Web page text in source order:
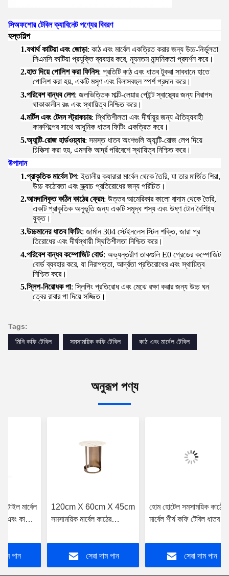
সিঅফশোর টেবিল ক্যাবিনেট পণ্যের বিবরণ
হস্তশিল্প
1.যথার্থ কাটিয়া এবং জোড়া: কাঠ এবং মার্বেল একত্রিত করার জন্য উচ্চ-নির্ভুলতা
সিএনসি কাটিয়া প্রযুক্তি ব্যবহার করে, ন্যূনতম নান্দনিকতা প্রদর্শন করে।
2.হাত দিয়ে পোলিশ করা ফিনিস: প্রতিটি কাঠ এবং ধাতব টুকরা সাবধানে হাতে
পোলিশ করা হয়, একটি মসৃণ এবং বিলাসবহুল স্পর্শ প্রদান করে।
3.পরিবেশ বান্ধব লেপ: জলভিত্তিক মাল্টি-লেয়ার পেইন্ট স্বাস্থ্যের জন্য নিরাপদ
থাকাকালীন রঙ এবং স্থায়িত্ব নিশ্চিত করে।
4.মর্টিস এবং টেনন স্ট্রাকচার: স্থিতিশীলতা এবং দীর্ঘায়ুর জন্য ঐতিহ্যবাহী
কারুশিল্পের সাথে আধুনিক ধাতব ফিটিং একত্রিত করে।
5.অ্যান্টি-রোজ হার্ডওয়্যার: সমস্ত ধাতব অংশগুলি অ্যান্টি-রোজ লেপ দিয়ে
চিকিত্সা করা হয়, এমনকি আর্দ্র পরিবেশে স্থায়িত্ব নিশ্চিত করে।
উপাদান
1.প্রাকৃতিক মার্বেল টপ: ইতালীয় ক্যারারা মার্বেল থেকে তৈরি, যা তার মার্জিত শিরা,
উচ্চ কঠোরতা এবং স্ক্র্যাচ প্রতিরোধের জন্য পরিচিত।
2.আমদানিকৃত কঠিন কাঠের ফ্রেম: উত্তর আমেরিকার কালো বাদাম থেকে তৈরি,
একটি প্রাকৃতিক অনুভূতি জন্য একটি সমৃদ্ধ শস্য এবং উষ্ণ টোন বৈশিষ্ট্য
যুক্ত।
3.উচ্চমানের ধাতব ফিটিং: জার্মান 304 স্টেইনলেস স্টিল শক্তি, জারা প্র
তিরোধের এবং দীর্ঘস্থায়ী স্থিতিশীলতা নিশ্চিত করে।
4.পরিবেশ বান্ধব কম্পোজিট বোর্ড: অভ্যন্তরীণ তাকগুলি E0 গ্রেডের কম্পোজিট
বোর্ড ব্যবহার করে, যা নিরাপত্তা, আর্দ্রতা প্রতিরোধের এবং স্থায়িত্ব
নিশ্চিত করে।
5.স্লিপ-নিরোধক পা: স্লিপিং প্রতিরোধ এবং মেঝে রক্ষা করার জন্য উচ্চ ঘন
ত্বের রাবার পা দিয়ে সজ্জিত।
Tags:
মিনি কফি টেবিল
সমসাময়িক কফি টেবিল কাঠ এবং মার্বেল টেবিল
অনুরূপ পণ্য
মার্বেল
এবং কাঠের
পান
120cm X 60cm X 45cm
সমসাময়িক মার্বেল কাঠের
হোটেলের জন্য
সেরা দাম পান
হোম হোটেল সমসাময়িক কাঠের
মার্বেল শীর্ষ কফি টেবিল ধাতব
সেরা দাম পান